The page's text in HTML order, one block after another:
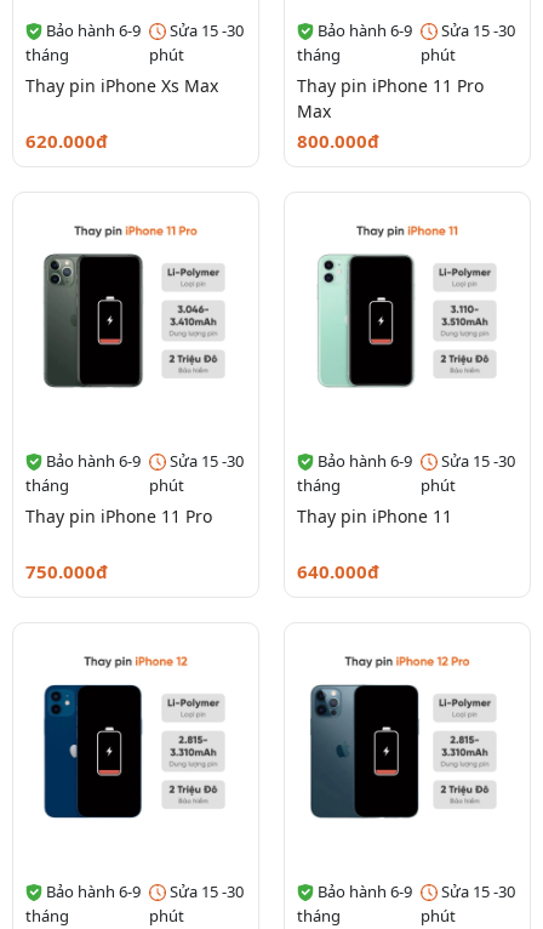
Bảo hành 6-9
tháng
Sửa 15 -30
phút
Thay pin iPhone Xs Max
620.000đ
Bảo hành 6-9
tháng
Sửa 15 -30
phút
Thay pin iPhone 11 Pro
Max
800.000đ
Bảo hành 6-9
tháng
Sửa 15 -30
phút
Thay pin iPhone 11 Pro
750.000đ
Bảo hành 6-9
tháng
Sửa 15 -30
phút
Thay pin iPhone 11
640.000đ
Bảo hành 6-9
tháng
Sửa 15 -30
phút
Bảo hành 6-9
tháng
Sửa 15 -30
phút